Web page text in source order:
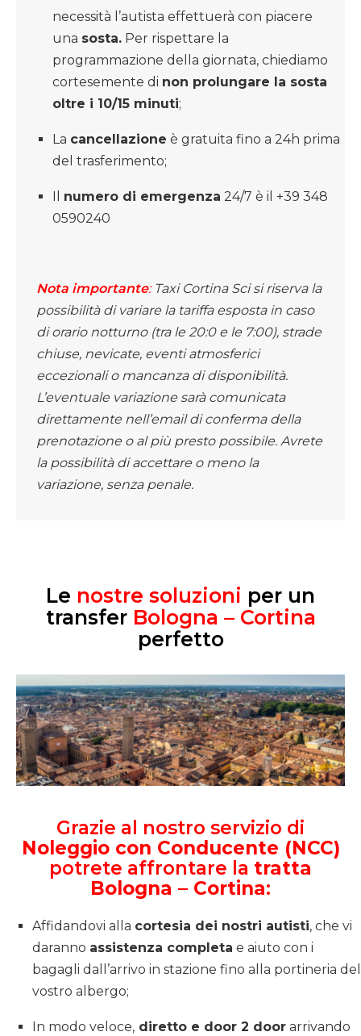
necessità l’autista effettuerà con piacere
una sosta. Per rispettare la
programmazione della giornata, chiediamo
cortesemente di non prolungare la sosta
oltre i 10/15 minuti;
La cancellazione è gratuita fino a 24h prima
del trasferimento;
Il numero di emergenza 24/7 è il +39 348
0590240
Nota importante:Taxi Cortina Sci si riserva la
possibilità di variare la tariffa esposta in caso
di orario notturno (tra le 20:0 e le 7:00), strade
chiuse, nevicate, eventi atmosferici
eccezionali o mancanza di disponibilità.
L’eventuale variazione sarà comunicata
direttamente nell’email di conferma della
prenotazione o al più presto possibile. Avrete
la possibilità di accettare o meno la
variazione, senza penale.
Le nostre soluzioni per un
transfer Bologna – Cortina
perfetto
Grazie al nostro servizio di
Noleggio con Conducente (NCC)
potrete affrontare la tratta
Bologna – Cortina:
Affidandovi alla cortesia dei nostri autisti, che vi
daranno assistenza completa e aiuto con i
bagagli dall’arrivo in stazione fino alla portineria del
vostro albergo;
In modo veloce, diretto e door 2 door arrivando